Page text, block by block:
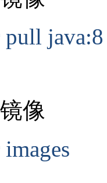
pull java:8
像